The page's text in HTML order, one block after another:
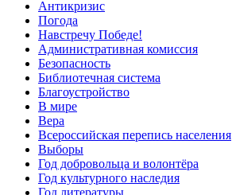
Антикризис
Погода
Навстречу Победе!
Административная комиссия
Безопасность
Библиотечная система
Благоустройство
В мире
Вера
Всероссийская перепись населения
Выборы
Год добровольца и волонтёра
Год культурного наследия